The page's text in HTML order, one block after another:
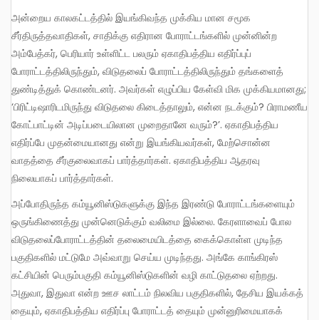
அன்றைய காலகட்டத்தில் இயங்கிவந்த முக்கிய மான சமூக
சீர்திருத்தவாதிகள், சாதிக்கு எதிரான போராட்டங்களில் முன்னின்ற
அம்பேத்கர், பெரியார் உள்ளிட்ட பலரும் ஏகாதிபத்திய எதிர்ப்புப்
போராட்டத்திலிருந்தும், விடுதலைப் போராட்டத்திலிருந்தும் தங்களைத்
துண்டித்துக் கொண்டனர். அவர்கள் எழுப்பிய கேள்வி மிக முக்கியமானது;
‘பிரிட்டிஷாரிடமிருந்து விடுதலை கிடைத்தாலும், என்ன நடக்கும்? பிராமணீய
கோட்பாட்டின் அடிப்படையிலான முறைதானே வரும்?’. ஏகாதிபத்திய
எதிர்ப்பே முதன்மையானது என்று இயங்கியவர்கள், மேற்சொன்ன
வாதத்தை சீர்குலைவாகப் பார்த்தார்கள். ஏகாதிபத்திய ஆதரவு
நிலையாகப் பார்த்தார்கள்.
அப்போதிருந்த கம்யூனிஸ்டுகளுக்கு இந்த இரண்டு போராட்டங்களையும்
ஒருங்கிணைத்து முன்னெடுக்கும் வலிமை இல்லை. கேரளாவைப் போல
விடுதலைப்போராட்டத்தின் தலைமையிடத்தை கைக்கொள்ள முடிந்த
பகுதிகளில் மட்டுமே அவ்வாறு செய்ய முடிந்தது. அங்கே காங்கிரஸ்
கட்சியின் பெரும்பகுதி கம்யூனிஸ்டுகளின் வழி காட்டுதலை ஏற்றது.
அதுவா, இதுவா என்ற ஊச லாட்டம் நிலவிய பகுதிகளில், தேசிய இயக்கத்
தையும், ஏகாதிபத்திய எதிர்ப்பு போராட்டத் தையும் முன்னுரிமையாகக்